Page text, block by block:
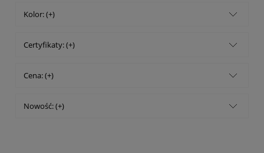
Kolor: (+)
Certyfikaty: (+)
Cena: (+)
Nowość: (+)